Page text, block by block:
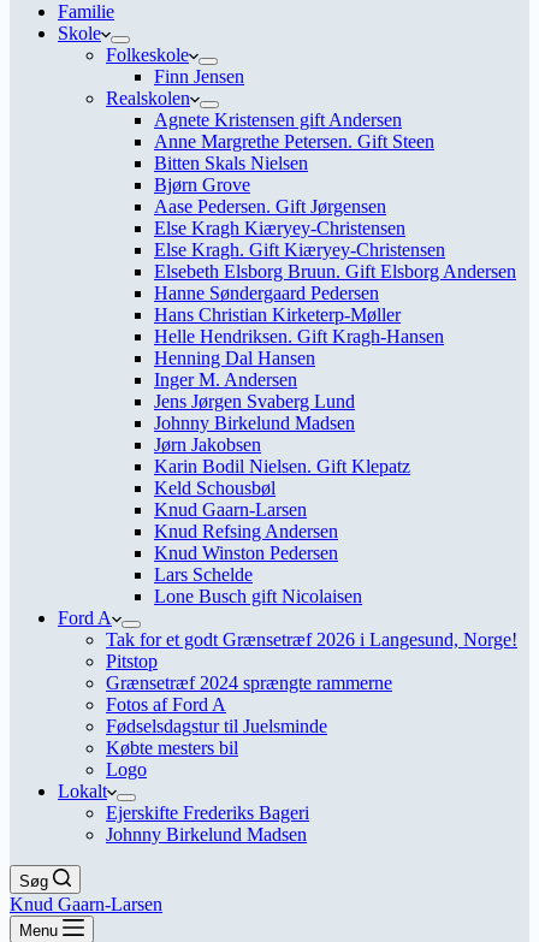
Familie
Skole
Folkeskole
Finn Jensen
Realskolen
Agnete Kristensen gift Andersen
Anne Margrethe Petersen. Gift Steen
Bitten Skals Nielsen
Bjørn Grove
Aase Pedersen. Gift Jørgensen
Else Kragh Kiæryey-Christensen
Else Kragh. Gift Kiæryey-Christensen
Elsebeth Elsborg Bruun. Gift Elsborg Andersen
Hanne Søndergaard Pedersen
Hans Christian Kirketerp-Møller
Helle Hendriksen. Gift Kragh-Hansen
Henning Dal Hansen
Inger M. Andersen
Jens Jørgen Svaberg Lund
Johnny Birkelund Madsen
Jørn Jakobsen
Karin Bodil Nielsen. Gift Klepatz
Keld Schousbøl
Knud Gaarn-Larsen
Knud Refsing Andersen
Knud Winston Pedersen
Lars Schelde
Lone Busch gift Nicolaisen
Ford A
Tak for et godt Grænsetræf 2026 i Langesund, Norge!
Pitstop
Grænsetræf 2024 sprængte rammerne
Fotos af Ford A
Fødselsdagstur til Juelsminde
Købte mesters bil
Logo
Lokalt
Ejerskifte Frederiks Bageri
Johnny Birkelund Madsen
Søg
Knud Gaarn-Larsen
Menu